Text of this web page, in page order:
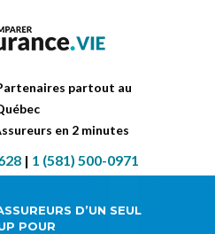
partout au
en 2 minutes
| 1 (581) 500-0971
D’UN SEUL
POUR